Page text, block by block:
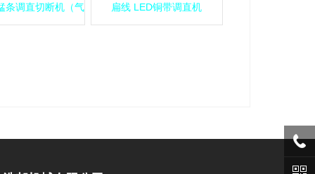
张）
条调直切断机（气压式）扁线 LED铜带调直机